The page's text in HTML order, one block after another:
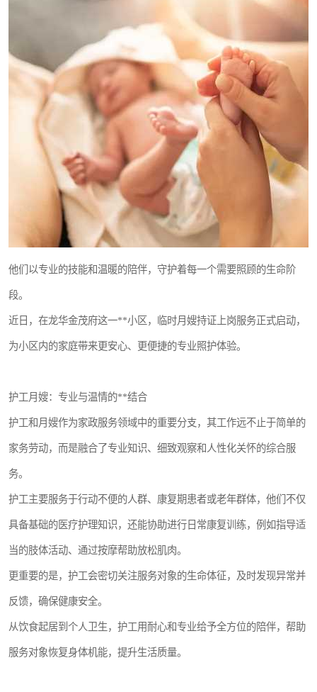
他们以专业的技能和温暖的陪伴，守护着每一个需要照顾的生命阶
段。
近日，在龙华金茂府这一**小区，临时月嫂持证上岗服务正式启动，
为小区内的家庭带来更安心、更便捷的专业照护体验。
护工月嫂：专业与温情的**结合
护工和月嫂作为家政服务领域中的重要分支，其工作远不止于简单的
家务劳动，而是融合了专业知识、细致观察和人性化关怀的综合服
务。
护工主要服务于行动不便的人群、康复期患者或老年群体，他们不仅
具备基础的医疗护理知识，还能协助进行日常康复训练，例如指导适
当的肢体活动、通过按摩帮助放松肌肉。
更重要的是，护工会密切关注服务对象的生命体征，及时发现异常并
反馈，确保健康安全。
从饮食起居到个人卫生，护工用耐心和专业给予全方位的陪伴，帮助
服务对象恢复身体机能，提升生活质量。